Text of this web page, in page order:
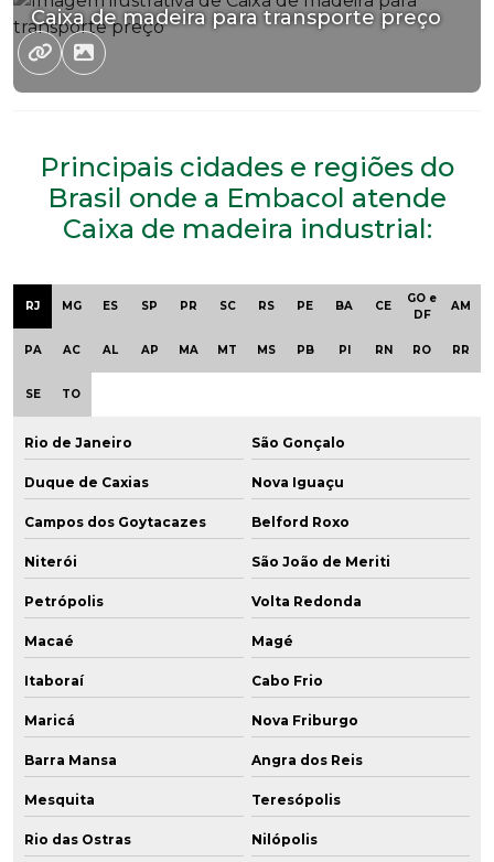
Caixa de madeira para transporte preço
Principais cidades e regiões do
Brasil onde a Embacol atende
Caixa de madeira industrial:
RJ MG ES SP PR SC RS PE BA CE
GO e
DF
AM
PA AC AL AP MA MT MS PB PI RN RO RR
SE TO
Rio de Janeiro São Gonçalo
Duque de Caxias Nova Iguaçu
Campos dos Goytacazes Belford Roxo
Niterói São João de Meriti
Petrópolis Volta Redonda
Macaé Magé
Itaboraí Cabo Frio
Maricá Nova Friburgo
Barra Mansa Angra dos Reis
Mesquita Teresópolis
Rio das Ostras Nilópolis